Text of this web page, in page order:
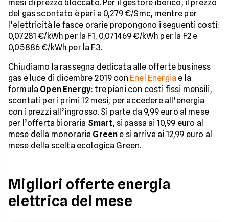
mesi di prezzo bloccato. Per il gestore iberico, il prezzo
del gas scontato è pari a 0,279 €/Smc, mentre per
l’elettricità le fasce orarie propongono i seguenti costi:
0,07281 €/kWh per la F1, 0,071469 €/kWh per la F2 e
0,05886 €/kWh per la F3.
Chiudiamo la rassegna dedicata alle offerte business
gas e luce di dicembre 2019 con Enel Energia e la
formula Open Energy: tre piani con costi fissi mensili,
scontati per i primi 12 mesi, per accedere all’energia
con i prezzi all’ingrosso. Si parte da 9,99 euro al mese
per l’offerta bioraria Smart, si passa ai 10,99 euro al
mese della monoraria Green e si arriva ai 12,99 euro al
mese della scelta ecologica Green.
Migliori offerte energia
elettrica del mese